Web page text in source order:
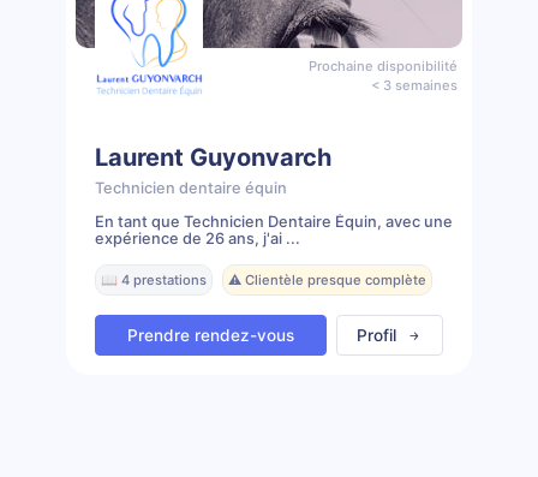
Prochaine disponibilité
< 3 semaines
Laurent Guyonvarch
Technicien dentaire équin
En tant que Technicien Dentaire Équin, avec une
expérience de 26 ans, j'ai ...
📖 4 prestations ⚠️ Clientèle presque complète
Prendre rendez-vous Profil